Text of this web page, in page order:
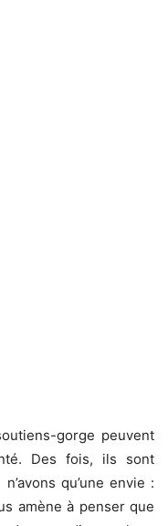
gorge peuvent
Des fois, ils sont
qu’une envie :
amène à penser que